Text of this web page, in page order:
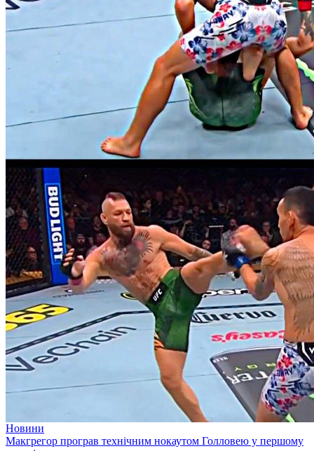
Новини
Макгрегор програв технічним нокаутом Голловею у першому